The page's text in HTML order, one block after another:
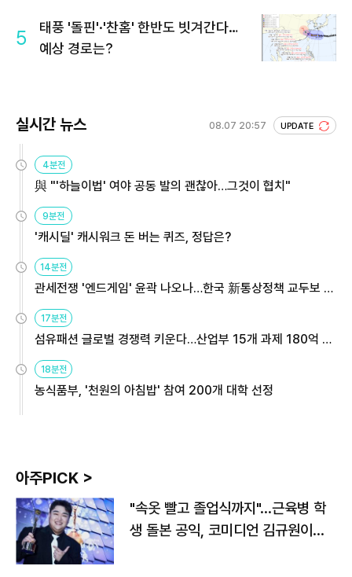
5
태풍 '돌핀'·'찬홈' 한반도 빗겨간다…
예상 경로는?
실시간 뉴스 08.07 20:57 UPDATE
4분전
與 "'하늘이법' 여야 공동 발의 괜찮아…그것이 협치"
9분전
'캐시딜' 캐시워크 돈 버는 퀴즈, 정답은?
14분전
관세전쟁 '엔드게임' 윤곽 나오나…한국 新통상정책 교두보 활
용해야
17분전
섬유패션 글로벌 경쟁력 키운다…산업부 15개 과제 180억 지
원
18분전
농식품부, '천원의 아침밥' 참여 200개 대학 선정
아주PICK >
"속옷 빨고 졸업식까지"…근육병 학
생 돌본 공익, 코미디언 김규원이었